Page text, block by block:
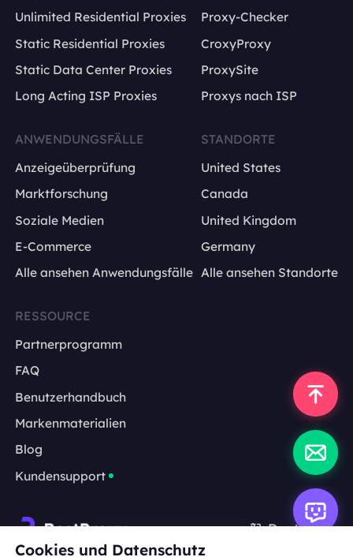
Unlimited Residential Proxies
Static Residential Proxies
Static Data Center Proxies
Long Acting ISP Proxies
Proxy-Checker
CroxyProxy
ProxySite
Proxys nach ISP
ANWENDUNGSFÄLLE
Anzeigeüberprüfung
Marktforschung
Soziale Medien
E-Commerce
Alle ansehen Anwendungsfälle
STANDORTE
United States
Canada
United Kingdom
Germany
Alle ansehen Standorte
RESSOURCE
Partnerprogramm
FAQ
Benutzerhandbuch
Markenmaterialien
Blog
Kundensupport
Deutsch
Cookies und Datenschutz